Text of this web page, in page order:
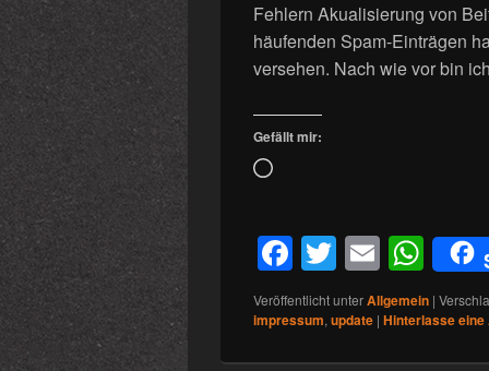
Fehlern Akualisierung von
häufenden Spam-Einträgen
versehen. Nach wie vor bin ich
Gefällt mir:
Wird
F
a
c
e
T
wi
tt
er
E
m
ail
W
h
at
s
Veröffentlicht unterAllgemein |
impressum, update | Hinterlasse